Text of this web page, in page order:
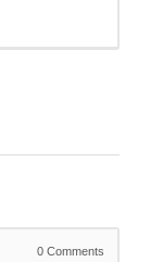
0 Comments